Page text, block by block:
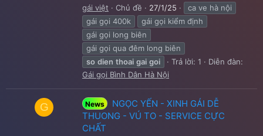
gái việt
Chủ đề 27/1/25
ca ve hà nội
gái gọi 400k
gái gọi kiểm định
gái gọi long biên
gái gọi qua đêm long biên
so dien thoai gai goi Trả lời: 1
Diễn đàn:
Gái gọi Bình Dân Hà Nội
G News
NGỌC YẾN - XINH GÁI DỄ
THUONG - VÚ TO - SERVICE CỰC
CHẤT